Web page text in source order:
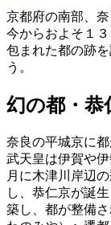
共
有
京都府の南部、
今からおよそ１
包まれた都の跡
う。
幻の都・恭
奈良の平城京に
武天皇は伊賀や
月に木津川岸辺
し、恭仁京が誕
築し、都が整備